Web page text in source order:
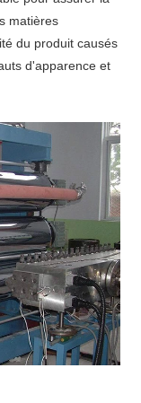
matières
du produit causés
d'apparence et